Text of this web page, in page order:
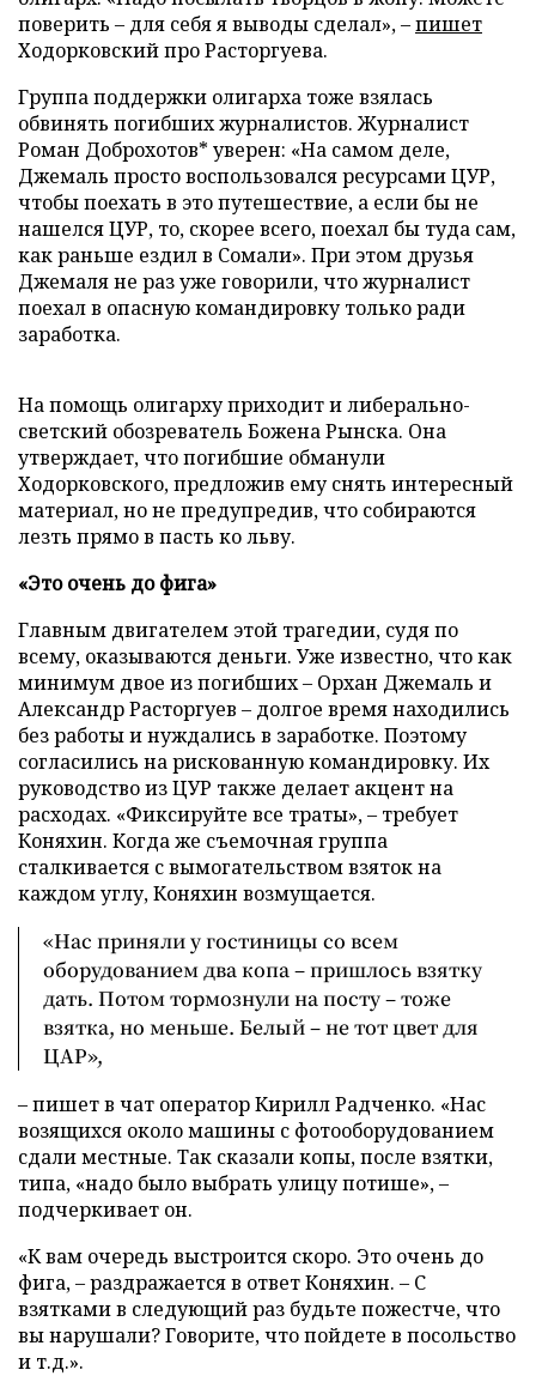
поверить – для себя я выводы сделал», –пишет
Ходорковский про Расторгуева.
Группа поддержки олигарха тоже взялась
обвинять погибших журналистов. Журналист
Роман Доброхотов* уверен: «На самом деле,
Джемаль просто воспользовался ресурсами ЦУР,
чтобы поехать в это путешествие, а если бы не
нашелся ЦУР, то, скорее всего, поехал бы туда сам,
как раньше ездил в Сомали». При этом друзья
Джемаля не раз уже говорили, что журналист
поехал в опасную командировку только ради
заработка.
На помощь олигарху приходит и либерально-
светский обозреватель Божена Рынска. Она
утверждает, что погибшие обманули
Ходорковского, предложив ему снять интересный
материал, но не предупредив, что собираются
лезть прямо в пасть ко льву.
«Это очень до фига»
Главным двигателем этой трагедии, судя по
всему, оказываются деньги. Уже известно, что как
минимум двое из погибших – Орхан Джемаль и
Александр Расторгуев – долгое время находились
без работы и нуждались в заработке. Поэтому
согласились на рискованную командировку. Их
руководство из ЦУР также делает акцент на
расходах. «Фиксируйте все траты», – требует
Коняхин. Когда же съемочная группа
сталкивается с вымогательством взяток на
каждом углу, Коняхин возмущается.
«Нас приняли у гостиницы со всем
оборудованием два копа – пришлось взятку
дать. Потом тормознули на посту – тоже
взятка, но меньше. Белый – не тот цвет для
ЦАР»,
– пишет в чат оператор Кирилл Радченко. «Нас
возящихся около машины с фотооборудованием
сдали местные. Так сказали копы, после взятки,
типа, «надо было выбрать улицу потише», –
подчеркивает он.
«К вам очередь выстроится скоро. Это очень до
фига, – раздражается в ответ Коняхин. – С
взятками в следующий раз будьте пожестче, что
вы нарушали? Говорите, что пойдете в посольство
и т.д.».